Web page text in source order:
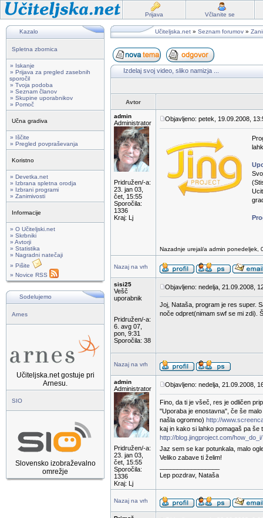
Prijava Včlanite se
Kazalo
Spletna zbornica
» Iskanje
» Prijava za pregled zasebnih
sporočil
» Tvoja podoba
» Seznam članov
» Skupine uporabnikov
» Pomoč
Učna gradiva
» Iščite
» Pregled povpraševanja
Koristno
» Devetka.net
» Izbrana spletna orodja
» Izbrani programi
» Zanimivosti
Informacije
» O Učiteljski.net
» Skrbniki
» Avtorji
» Statistika
» Nagradni natečaji
» Pišite
» Novice RSS
Sodelujemo
Arnes
Učiteljska.net gostuje pri
Arnesu.
SIO
Slovensko izobraževalno
omrežje
Učiteljska.net » Seznam forumov »
Izdelaj svoj video, sliko namizja ...
Avtor
admin
Administrator
Pridružen/-a:
23. jan 03,
čet, 15:55
Sporočila:
1336
Kraj: Lj
Objavljeno: petek, 19.09.2008,
Nazadnje urejal/a admin ponedeljek,
Nazaj na vrh
sisi25
Vešč
uporabnik
Pridružen/-a:
6. avg 07,
pon, 9:31
Sporočila: 38
Objavljeno: nedelja, 21.09.2008,
Joj, Nataša, program je res super.
noče odpret(nimam swf se mi zdi).
Nazaj na vrh
admin
Administrator
Pridružen/-a:
23. jan 03,
čet, 15:55
Sporočila:
1336
Kraj: Lj
Objavljeno: nedelja, 21.09.2008,
Fino, da ti je všeč, res je odličen
"Uporaba je enostavna", če še
našla ogromno) http://
kaj in kako si lahko pomagaš pa še
http://blog.jingproject.com/how_do_i/
Jaz sem se kar potunkala, malo
Veliko zabave ti želim!
Lep pozdrav, Nataša
Nazaj na vrh